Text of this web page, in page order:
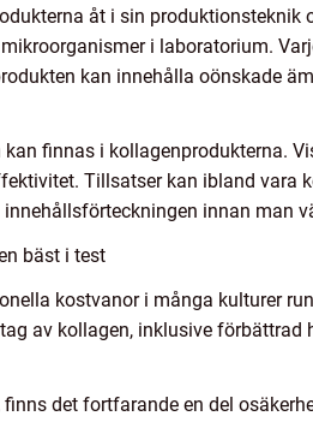
åt i sin produktionsteknik
i laboratorium.
kan innehålla oönskade
finnas i kollagenprodukterna.
Tillsatser kan ibland vara
innan man
bäst i test
kostvanor i många kulturer
av kollagen, inklusive förbättrad
det fortfarande en del